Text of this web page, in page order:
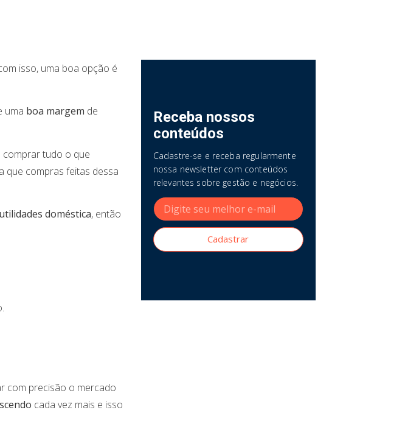
isso, uma boa opção é
uma boa margem de
comprar tudo o que
que compras feitas dessa
doméstica, então
com precisão o mercado
cada vez mais e isso
Receba nossos
conteúdos
Cadastre-se e receba regularmente
nossa newsletter com conteúdos
relevantes sobre gestão e negócios.
Cadastrar